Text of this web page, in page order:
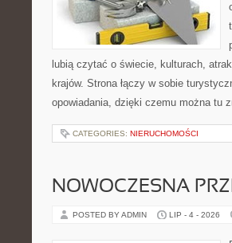
lubią czytać o świecie, kulturach,
krajów. Strona łączy w sobie
opowiadania, dzięki czemu można tu
CATEGORIES: NIERUCHOMOŚCI
NOWOCZESNA
POSTED BY ADMIN LIP - 4 - 2026